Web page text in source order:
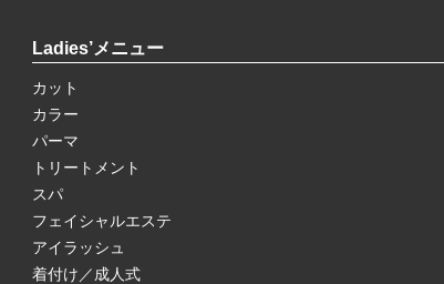
Ladies’メニュー
カット
カラー
パーマ
トリートメント
スパ
フェイシャルエステ
アイラッシュ
着付け／成人式